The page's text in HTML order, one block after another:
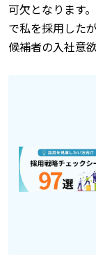
可欠となります
で私を採用した
候補者の入社意